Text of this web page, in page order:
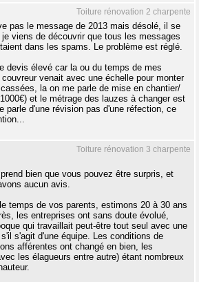
Toiture rénovation 2 charpente
pas le message de 2013 mais désolé, il se
viens de découvrir que tous les messages
dans les spams. Le problème est réglé.
devis élevé car la ou du temps de mes
venait avec une échelle pour monter
la on me parle de mise en chantier/
et le métrage des lauzes à changer est
parle d'une révision pas d'une réfection, ce
Toiture rénovation 3 charpente
bien que vous pouvez être surpris, et
aucun avis.
temps de vos parents, estimons 20 à 30 ans
les entreprises ont sans doute évolué,
qui travaillait peut-être tout seul avec une
s'agit d'une équipe. Les conditions de
afférentes ont changé en bien, les
les élagueurs entre autre) étant nombreux